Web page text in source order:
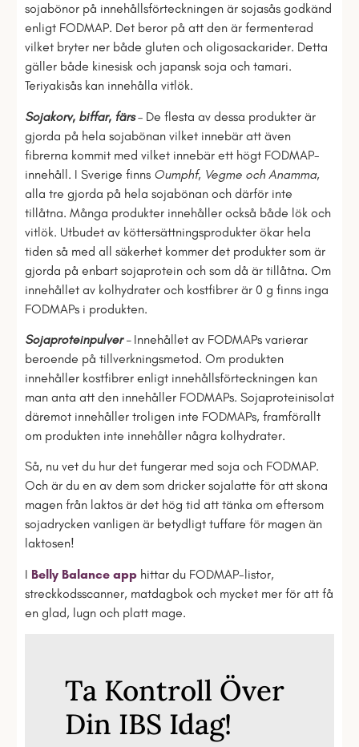
sojabönor på innehållsförteckningen är sojasås godkänd
enligt FODMAP. Det beror på att den är fermenterad
vilket bryter ner både gluten och oligosackarider. Detta
gäller både kinesisk och japansk soja och tamari.
Teriyakisås kan innehålla vitlök.
Sojakorv, biffar, färs– De flesta av dessa produkter är
gjorda på hela sojabönan vilket innebär att även
fibrerna kommit med vilket innebär ett högt FODMAP-
innehåll. I Sverige finns Oumphf, Vegme och Anamma,
alla tre gjorda på hela sojabönan och därför inte
tillåtna. Många produkter innehåller också både lök och
vitlök. Utbudet av köttersättningsprodukter ökar hela
tiden så med all säkerhet kommer det produkter som är
gjorda på enbart sojaprotein och som då är tillåtna. Om
innehållet av kolhydrater och kostfibrer är 0 g finns inga
FODMAPs i produkten.
Sojaproteinpulver– Innehållet av FODMAPs varierar
beroende på tillverkningsmetod. Om produkten
innehåller kostfibrer enligt innehållsförteckningen kan
man anta att den innehåller FODMAPs. Sojaproteinisolat
däremot innehåller troligen inte FODMAPs, framförallt
om produkten inte innehåller några kolhydrater.
Så, nu vet du hur det fungerar med soja och FODMAP.
Och är du en av dem som dricker sojalatte för att skona
magen från laktos är det hög tid att tänka om eftersom
sojadrycken vanligen är betydligt tuffare för magen än
laktosen!
I Belly Balance app hittar du FODMAP-listor,
streckkodsscanner, matdagbok och mycket mer för att få
en glad, lugn och platt mage.
Ta Kontroll Över
Din IBS Idag!